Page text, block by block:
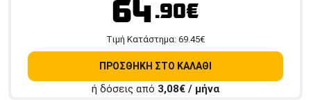
64.90€
Tιμή Κατάστημα: 69.45€
ΠΡΟΣΘΗΚΗ ΣΤΟ ΚΑΛΑΘΙ
ή δόσεις από 3,08€ / μήνα